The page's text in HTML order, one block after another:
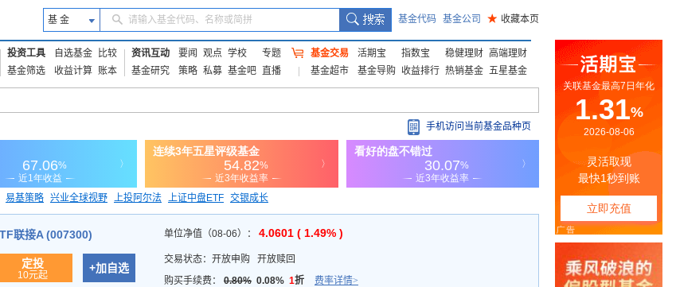
基 金 请输入基金代码、名称或简拼 基金代码 基金公司 ★ 收藏本页
投资工具 自选基金
比较
基金筛选
收益计算 账本
资讯互动 要闻 观点 学校
专题
基金研究
策略 私募 基金吧 直播
基金交易 活期宝 指数宝 稳健理财 高端理财
基金超市
基金导购 收益排行 热销基金 五星基金
手机访问当前基金品种页
易基策略 兴业全球视野 上投阿尔法 上证中盘ETF 交银成长
联接A (007300)
定投
10元起
+加自选
单位净值（08-06）： 4.0601 ( 1.49% )
交易状态： 开放申购
开放赎回
购买手续费： 0.80% 0.08% 1折 费率详情>